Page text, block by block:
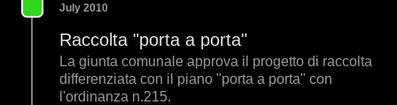
July 2010
Raccolta "porta a porta"
La giunta comunale approva il progetto di raccolta
differenziata con il piano "porta a porta" con
l'ordinanza n.215.